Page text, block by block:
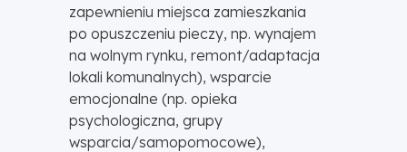
zapewnieniu miejsca zamieszkania
po opuszczeniu pieczy, np. wynajem
na wolnym rynku, remont/adaptacja
lokali komunalnych), wsparcie
emocjonalne (np. opieka
psychologiczna, grupy
wsparcia/samopomocowe),